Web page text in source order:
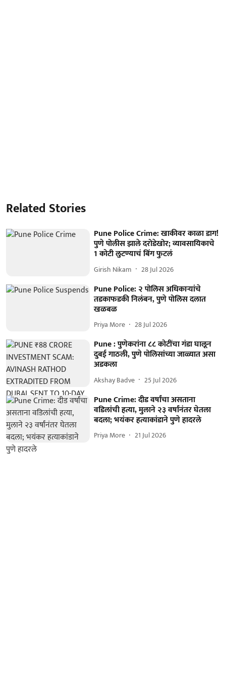
Related Stories
Pune Police Crime: खाकीवर काळा डाग!
पुणे पोलीस झाले दरोडेखोर; व्यावसायिकाचे
1 कोटी लुटण्याचं बिंग फुटलं
Girish Nikam 28 Jul 2026
Pune Police: २ पोलिस अधिकाऱ्यांचे
तडकाफडकी निलंबन, पुणे पोलिस दलात
खळबळ
Priya More 28 Jul 2026
Pune : पुणेकरांना ८८ कोटींचा गंडा घालून
दुबई गाठली, पुणे पोलिसांच्या जाळ्यात असा
अडकला
Akshay Badve 25 Jul 2026
Pune Crime: दीड वर्षांचा असताना
वडिलांची हत्या, मुलाने २३ वर्षांनंतर घेतला
बदला; भयंकर हत्याकांडाने पुणे हादरले
Priya More 21 Jul 2026